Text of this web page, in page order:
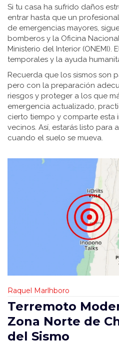
Si tu casa ha sufrido daños
entrar hasta que un
de emergencias mayores,
bomberos y la Oficina
Ministerio del Interior
temporales y la ayuda
Recuerda que los sismos son
pero con la preparación
riesgos y proteger a los que
emergencia actualizado,
cierto tiempo y comparte esta
vecinos. Así, estarás listo para
cuando el suelo se mueva.
Raquel Marlhboro
Terremoto
Zona Norte de
del Sismo